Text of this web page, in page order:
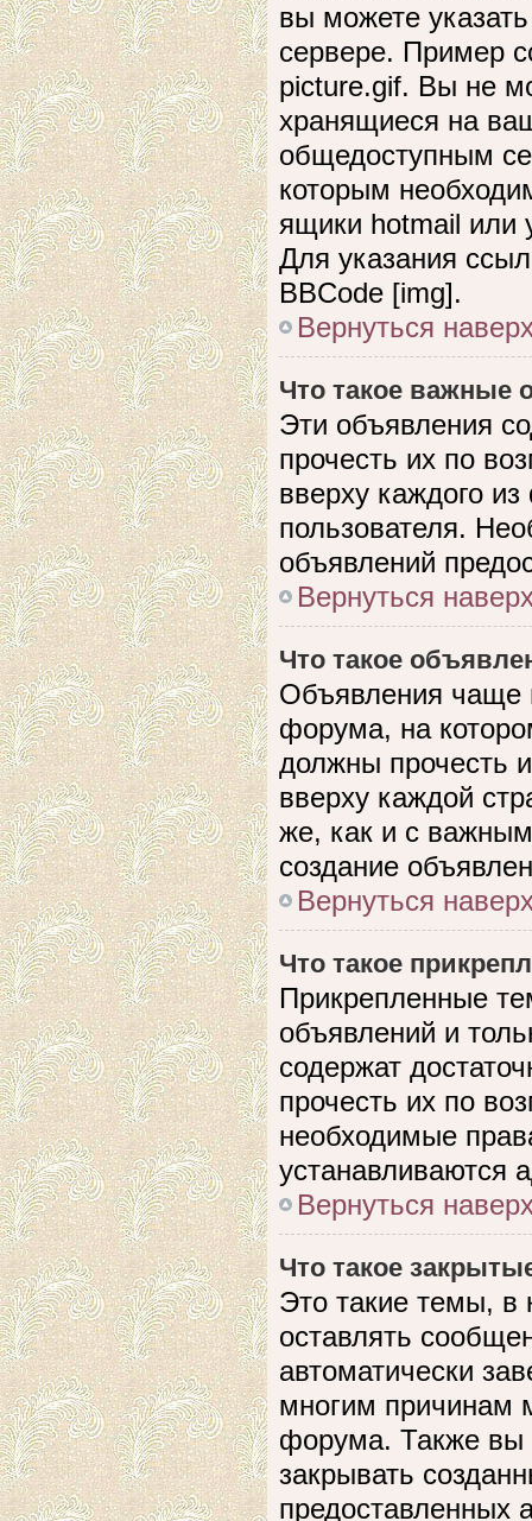
вы можете
сервере. Пример
picture.gif. Вы не
хранящиеся на
общедоступным
которым
ящики hotmail или
Для указания
BBCode [img].
Вернуться
Что такое важные
Эти объявления
прочесть их по
вверху каждого
пользователя.
объявлений
Вернуться
Что такое
Объявления чаще
форума, на
должны прочесть
вверху каждой
же, как и с
создание
Вернуться
Что такое
Прикрепленные
объявлений и
содержат
прочесть их по
необходимые
устанавливаются
Вернуться
Что такое
Это такие темы, в
оставлять
автоматически
многим причинам
форума. Также вы
закрывать
предоставленных